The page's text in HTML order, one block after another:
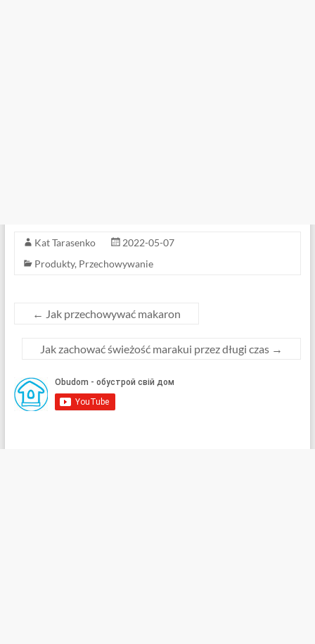
Kat Tarasenko
2022-05-07
Produkty, Przechowywanie
← Jak przechowywać makaron
Jak zachować świeżość marakui przez długi czas →